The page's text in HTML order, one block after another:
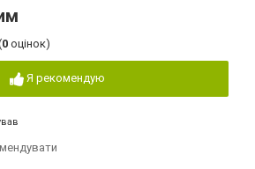
0 оцінок)
Я рекомендую